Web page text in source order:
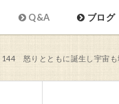
Q&A ブログ
144 怒りとともに誕生し宇宙も